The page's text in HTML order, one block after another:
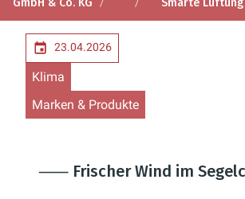
GmbH & Co. KG
Smarte Lüftung
23.04.2026
Klima
Marken & Produkte
⸺ Frischer Wind im